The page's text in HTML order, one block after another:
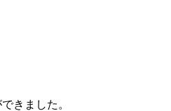
きました。